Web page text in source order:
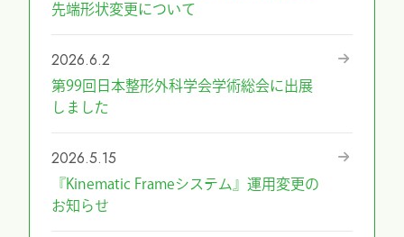
先端形状変更について
2026.6.2
第99回日本整形外科学会学術総会に出展
しました
2026.5.15
『Kinematic Frameシステム』運用変更の
お知らせ